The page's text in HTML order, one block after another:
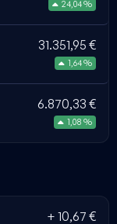
24,04 %
31.351,95 €
1,64 %
6.870,33 €
1,08 %
+ 10,67 €